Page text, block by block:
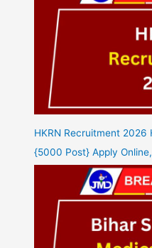
HKRN Recruitment 2026
{5000 Post} Apply